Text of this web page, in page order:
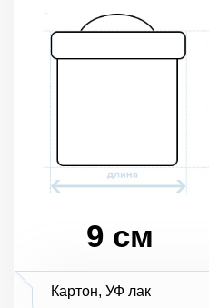
9 см
Картон, УФ лак